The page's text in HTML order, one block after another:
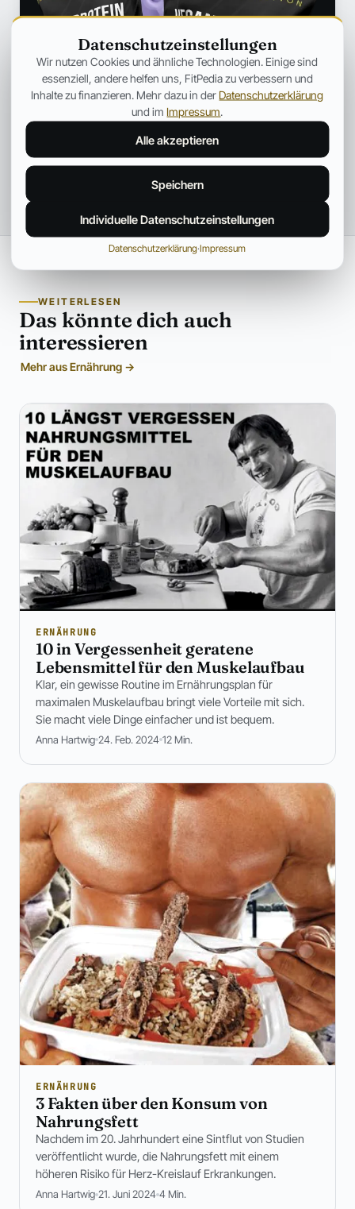
WEITERLESEN
Das könnte dich auch
interessieren
Mehr aus Ernährung →
ERNÄHRUNG
10 in Vergessenheit geratene
Lebensmittel für den Muskelaufbau
Klar, ein gewisse Routine im Ernährungsplan für
maximalen Muskelaufbau bringt viele Vorteile mit sich.
Sie macht viele Dinge einfacher und ist bequem.
Anna Hartwig 24. Feb. 2024 12 Min.
ERNÄHRUNG
3 Fakten über den Konsum von
Nahrungsfett
Nachdem im 20. Jahrhundert eine Sintflut von Studien
veröffentlicht wurde, die Nahrungsfett mit einem
höheren Risiko für Herz-Kreislauf Erkrankungen.
Anna Hartwig 21. Juni 2024 4 Min.
Datenschutzeinstellungen
Wir nutzen Cookies und ähnliche Technologien. Einige sind
essenziell, andere helfen uns, FitPedia zu verbessern und
Inhalte zu finanzieren. Mehr dazu in der Datenschutzerklärung
und im Impressum.
Alle akzeptieren
Speichern
Individuelle Datenschutzeinstellungen
Datenschutzerklärung·Impressum